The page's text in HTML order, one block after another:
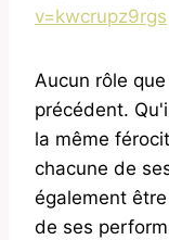
v=kwcrupz9rgs
Aucun rôle
précédent.
la même
chacune de
également
de ses